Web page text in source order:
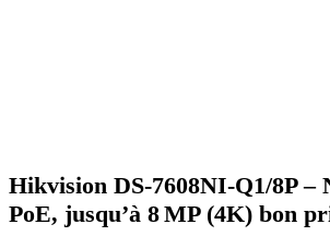
Hikvision DS‑7608NI‑Q1/8P –
PoE, jusqu’à 8 MP (4K) bon